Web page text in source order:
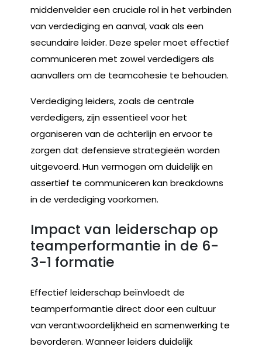
middenvelder een cruciale rol in het verbinden
van verdediging en aanval, vaak als een
secundaire leider. Deze speler moet effectief
communiceren met zowel verdedigers als
aanvallers om de teamcohesie te behouden.
Verdediging leiders, zoals de centrale
verdedigers, zijn essentieel voor het
organiseren van de achterlijn en ervoor te
zorgen dat defensieve strategieën worden
uitgevoerd. Hun vermogen om duidelijk en
assertief te communiceren kan breakdowns
in de verdediging voorkomen.
Impact van leiderschap op
teamperformantie in de 6-
3-1 formatie
Effectief leiderschap beïnvloedt de
teamperformantie direct door een cultuur
van verantwoordelijkheid en samenwerking te
bevorderen. Wanneer leiders duidelijk